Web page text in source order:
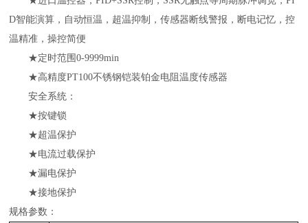
D智能演算，自动恒温，超温抑制，传感器断线警报，断电记忆，控
温精准，操控简便
★定时范围0-9999min
★高精度PT100不锈钢铠装铂金电阻温度传感器
安全系统：
★按键锁
★超温保护
★电流过载保护
★漏电保护
★接地保护
规格参数：